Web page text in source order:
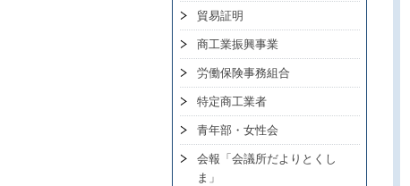
貿易証明
商工業振興事業
労働保険事務組合
特定商工業者
青年部・女性会
会報「会議所だよりとくし
ま」